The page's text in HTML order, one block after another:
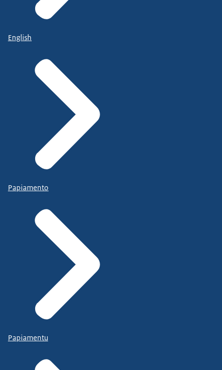
English
Papiamento
Papiamentu